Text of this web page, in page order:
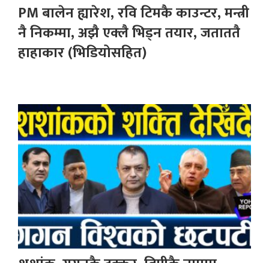
PM बालेन ह्यारेश, रवि टिमकै काउन्टर, मन्त्री
नै निकम्मा, अझै एक्लै भिड्न तयार, जताततै
हाहाकार (भिडियोसहित)